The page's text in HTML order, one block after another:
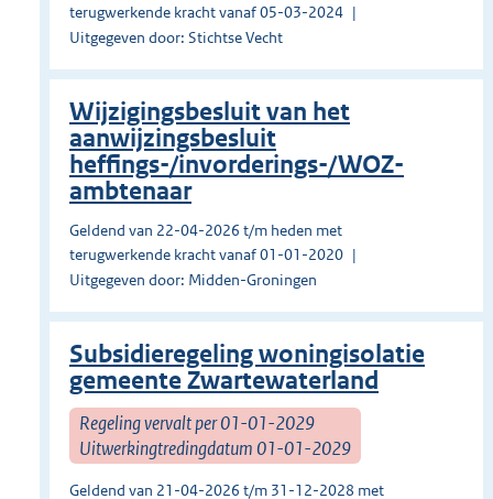
terugwerkende kracht vanaf 05-03-2024
Uitgegeven door: Stichtse Vecht
Wijzigingsbesluit van het
aanwijzingsbesluit
heffings-/invorderings-/WOZ-
ambtenaar
Geldend van 22-04-2026 t/m heden met
terugwerkende kracht vanaf 01-01-2020
Uitgegeven door: Midden-Groningen
Subsidieregeling woningisolatie
gemeente Zwartewaterland
Regeling vervalt per 01-01-2029
Uitwerkingtredingdatum 01-01-2029
Geldend van 21-04-2026 t/m 31-12-2028 met